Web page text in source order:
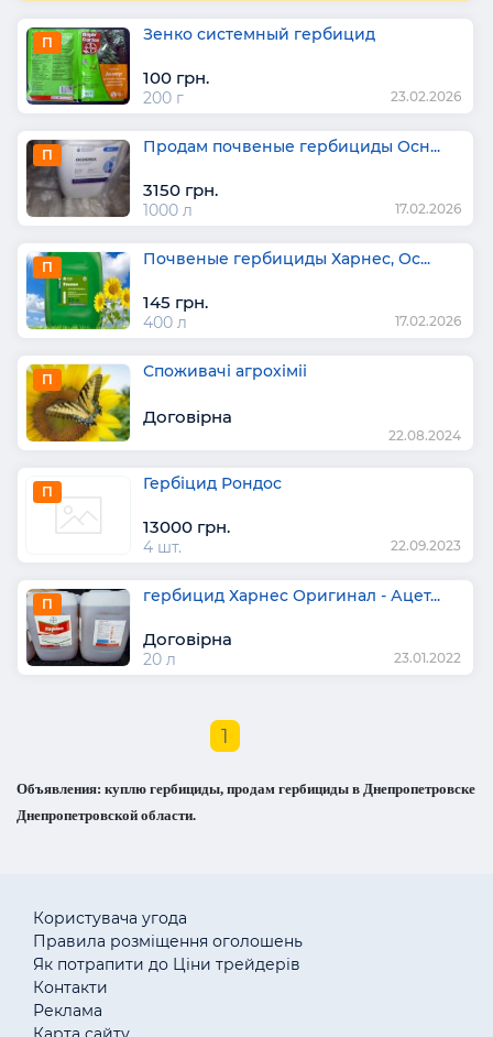
П Зенко системный гербицид
100 грн.
200 г 23.02.2026
П Продам почвеные гербициды Осн...
3150 грн.
1000 л 17.02.2026
П Почвеные гербициды Харнес, Ос...
145 грн.
400 л 17.02.2026
П Споживачі агрохіміі
Договірна
22.08.2024
П Гербіцид Рондос
13000 грн.
4 шт. 22.09.2023
П гербицид Харнес Оригинал - Ацет...
Договірна
20 л 23.01.2022
1
Объявления: куплю гербициды, продам гербициды в Днепропетровске
Днепропетровской области.
Користувача угода
Правила розміщення оголошень
Як потрапити до Ціни трейдерів
Контакти
Реклама